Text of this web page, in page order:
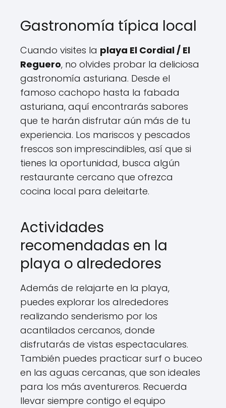
Gastronomía típica local
Cuando visites la playa El Cordial / El
Reguero, no olvides probar la deliciosa
gastronomía asturiana. Desde el
famoso cachopo hasta la fabada
asturiana, aquí encontrarás sabores
que te harán disfrutar aún más de tu
experiencia. Los mariscos y pescados
frescos son imprescindibles, así que si
tienes la oportunidad, busca algún
restaurante cercano que ofrezca
cocina local para deleitarte.
Actividades
recomendadas en la
playa o alrededores
Además de relajarte en la playa,
puedes explorar los alrededores
realizando senderismo por los
acantilados cercanos, donde
disfrutarás de vistas espectaculares.
También puedes practicar surf o buceo
en las aguas cercanas, que son ideales
para los más aventureros. Recuerda
llevar siempre contigo el equipo